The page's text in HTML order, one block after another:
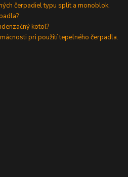
čerpadiel typu split a monoblok.
kotol?
pri použití tepelného čerpadla.